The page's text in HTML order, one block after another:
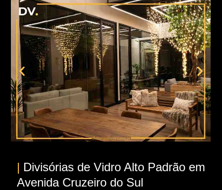
| Divisórias de Vidro Alto Padrão em
Avenida Cruzeiro do Sul